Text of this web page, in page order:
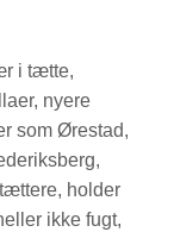
i tætte,
nyere
som Ørestad,
holder
ikke fugt,